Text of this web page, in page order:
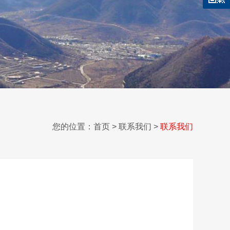
您的位置： 首页 > 联系我们 > 联系我们